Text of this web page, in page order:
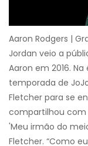
Aaron Rodgers |
Jordan veio a
Aaron em 2016.
temporada de
Fletcher para se
compartilhou com
'Meu irmão do
Fletcher. “Como